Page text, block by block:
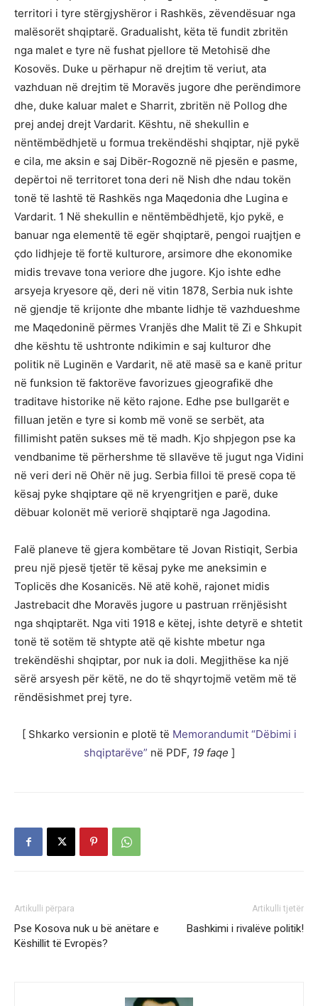
territori i tyre stërgjyshëror i Rashkës, zëvendësuar nga
malësorët shqiptarë. Gradualisht, këta të fundit zbritën
nga malet e tyre në fushat pjellore të Metohisë dhe
Kosovës. Duke u përhapur në drejtim të veriut, ata
vazhduan në drejtim të Moravës jugore dhe perëndimore
dhe, duke kaluar malet e Sharrit, zbritën në Pollog dhe
prej andej drejt Vardarit. Kështu, në shekullin e
nëntëmbëdhjetë u formua trekëndëshi shqiptar, një pykë
e cila, me aksin e saj Dibër-Rogoznë në pjesën e pasme,
depërtoi në territoret tona deri në Nish dhe ndau tokën
tonë të lashtë të Rashkës nga Maqedonia dhe Lugina e
Vardarit. 1 Në shekullin e nëntëmbëdhjetë, kjo pykë, e
banuar nga elementë të egër shqiptarë, pengoi ruajtjen e
çdo lidhjeje të fortë kulturore, arsimore dhe ekonomike
midis trevave tona veriore dhe jugore. Kjo ishte edhe
arsyeja kryesore që, deri në vitin 1878, Serbia nuk ishte
në gjendje të krijonte dhe mbante lidhje të vazhdueshme
me Maqedoninë përmes Vranjës dhe Malit të Zi e Shkupit
dhe kështu të ushtronte ndikimin e saj kulturor dhe
politik në Luginën e Vardarit, në atë masë sa e kanë pritur
në funksion të faktorëve favorizues gjeografikë dhe
traditave historike në këto rajone. Edhe pse bullgarët e
filluan jetën e tyre si komb më vonë se serbët, ata
fillimisht patën sukses më të madh. Kjo shpjegon pse ka
vendbanime të përhershme të sllavëve të jugut nga Vidini
në veri deri në Ohër në jug. Serbia filloi të presë copa të
kësaj pyke shqiptare që në kryengritjen e parë, duke
dëbuar kolonët më veriorë shqiptarë nga Jagodina.
Falë planeve të gjera kombëtare të Jovan Ristiqit, Serbia
preu një pjesë tjetër të kësaj pyke me aneksimin e
Toplicës dhe Kosanicës. Në atë kohë, rajonet midis
Jastrebacit dhe Moravës jugore u pastruan rrënjësisht
nga shqiptarët. Nga viti 1918 e këtej, ishte detyrë e shtetit
tonë të sotëm të shtypte atë që kishte mbetur nga
trekëndëshi shqiptar, por nuk ia doli. Megjithëse ka një
sërë arsyesh për këtë, ne do të shqyrtojmë vetëm më të
rëndësishmet prej tyre.
[ Shkarko versionin e plotë të Memorandumit “Dëbimi i
shqiptarëve” në PDF, 19 faqe ]
Artikulli përpara
Pse Kosova nuk u bë anëtare e
Këshillit të Evropës?
Artikulli tjetër
Bashkimi i rivalëve politik!